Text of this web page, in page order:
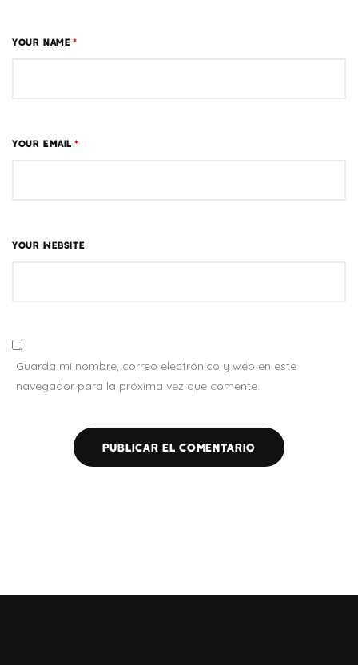
YOUR NAME *
YOUR EMAIL *
YOUR WEBSITE
Guarda mi nombre, correo electrónico y web en este
navegador para la próxima vez que comente.